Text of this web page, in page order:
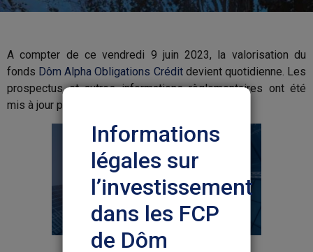
A compter de ce vendredi 9 juin 2023, la valorisation du
fonds Dôm Alpha Obligations Créditdevient quotidienne. Les
prospectus et autres informations règlementaires ont été
mis à jour pour les deux parts de ce FCP.
Informations
légales sur
l’investissement
dans les FCP
de Dôm